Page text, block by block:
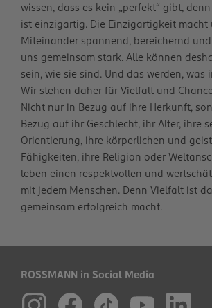
wissen, dass es kein „perfekt“ gibt,
ist einzigartig. Die Einzigartigkeit macht
Miteinander spannend, bereichernd
uns gemeinsam stark. Alle können
sein, wie sie sind. Und das werden, was
Wir stehen daher für Vielfalt und
Nicht nur in Bezug auf ihre Herkunft,
Bezug auf ihr Geschlecht, ihr Alter, ihre
Orientierung, ihre körperlichen und
Fähigkeiten, ihre Religion oder
leben einen respektvollen und
mit jedem Menschen. Denn Vielfalt ist
gemeinsam erfolgreich macht.
ROSSMANN in Social Media